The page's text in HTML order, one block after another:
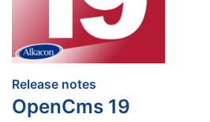
Release notes
OpenCms 19